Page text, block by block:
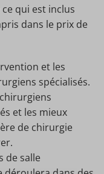
qui est inclus
dans le prix de
et les
spécialisés.
et les mieux
de chirurgie
de salle